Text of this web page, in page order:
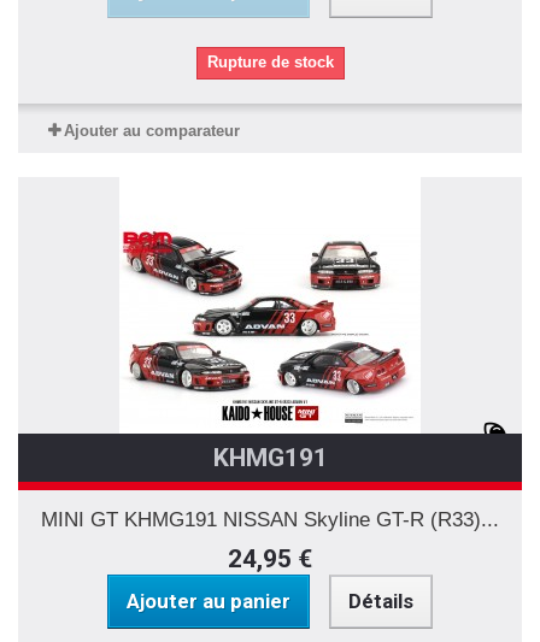
Rupture de stock
Ajouter au comparateur
KHMG191
MINI GT KHMG191 NISSAN Skyline GT-R (R33)...
24,95 €
Ajouter au panier Détails